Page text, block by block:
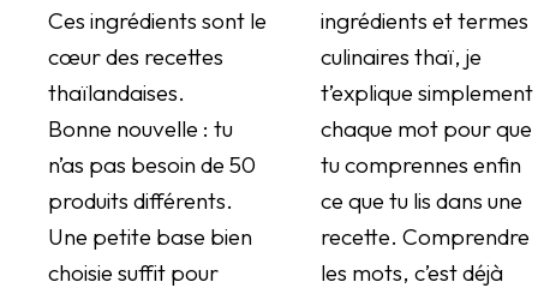
Ces ingrédients sont le
cœur des recettes
thaïlandaises.
Bonne nouvelle : tu
n’as pas besoin de 50
produits différents.
Une petite base bien
choisie suffit pour
ingrédients et termes
culinaires thaï, je
t’explique simplement
chaque mot pour que
tu comprennes enfin
ce que tu lis dans une
recette. Comprendre
les mots, c’est déjà